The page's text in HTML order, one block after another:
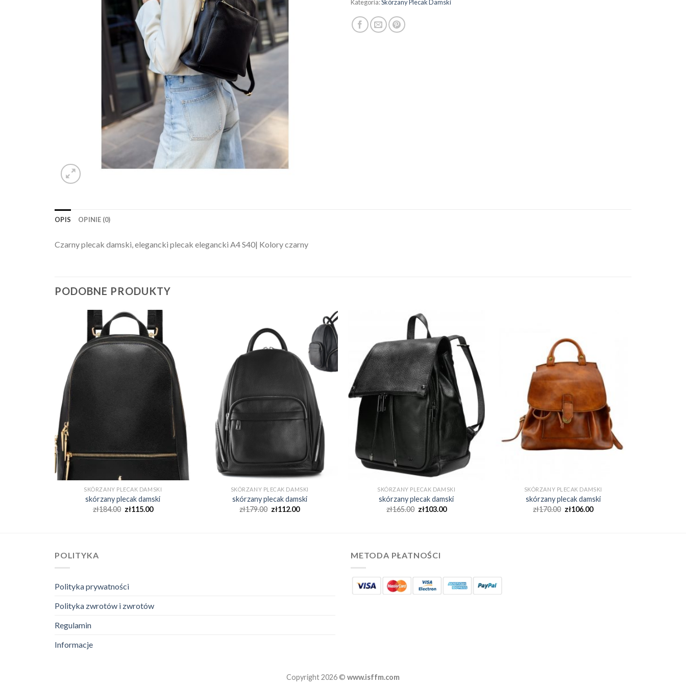
Kategoria:Skórzany Plecak Damski
OPIS OPINIE (0)
Czarny plecak damski, elegancki plecak elegancki A4 S40| Kolory czarny
PODOBNE PRODUKTY
SKÓRZANY PLECAK DAMSKI
skórzany plecak damski
zł184.00 zł115.00
SKÓRZANY PLECAK DAMSKI
skórzany plecak damski
zł179.00 zł112.00
SKÓRZANY PLECAK DAMSKI
skórzany plecak damski
zł165.00 zł103.00
SKÓRZANY PLECAK DAMSKI
skórzany plecak damski
zł170.00 zł106.00
POLITYKA
Polityka prywatności
Polityka zwrotów i zwrotów
Regulamin
Informacje
METODA PŁATNOŚCI
Copyright 2026 © www.isffm.com